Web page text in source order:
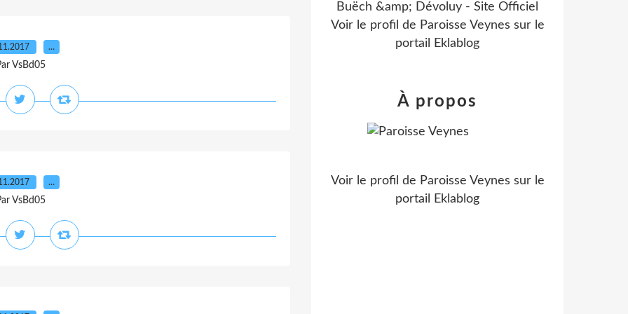
…
VsBd05
…
VsBd05
Buëch &amp; Dévoluy - Site Officiel
Voir le profil de Paroisse Veynes sur le
portail Eklablog
À propos
Voir le profil de Paroisse Veynes sur le
portail Eklablog